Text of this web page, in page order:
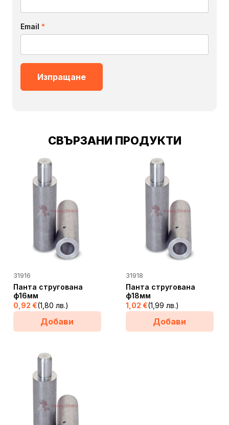
Email *
СВЪРЗАНИ ПРОДУКТИ
31916
Панта стругована
ф16мм
0,92 €(1,80 лв.)
Добави
31918
Панта стругована
ф18мм
1,02 €(1,99 лв.)
Добави